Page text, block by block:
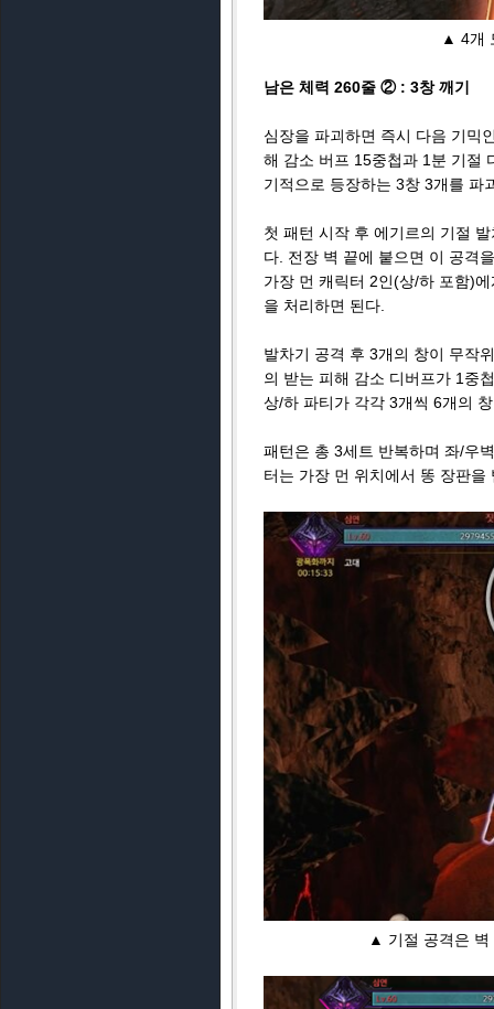
▲ 4개
남은 체력 260줄 ② : 3창 깨기
심장을 파괴하면 즉시 다음 기
해 감소 버프 15중첩과 1분 기
기적으로 등장하는 3창 3개를
첫 패턴 시작 후 에기르의 기절
다. 전장 벽 끝에 붙으면 이 공격
가장 먼 캐릭터 2인(상/하 포함)
을 처리하면 된다.
발차기 공격 후 3개의 창이 무작
의 받는 피해 감소 디버프가 1중
상/하 파티가 각각 3개씩 6개의
패턴은 총 3세트 반복하며 좌/우
터는 가장 먼 위치에서 똥 장판